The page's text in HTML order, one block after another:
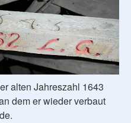
alten Jahreszahl 1643
dem er wieder verbaut